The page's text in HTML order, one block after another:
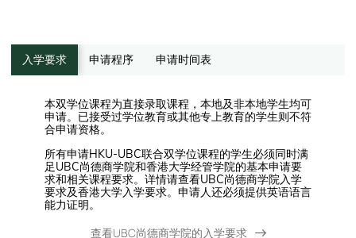
入学要求 申请程序 申请时间表
本双学位课程为直接录取课程，本地及非本地学生均可
申请。已接受过学位教育或其他专上教育的学生则不符
合申请资格。
所有申请HKU-UBC联合双学位课程的学生必须同时满
足UBC尚德商学院和香港大学经管学院的基本申请要
求和相关课程要求。详情请查看UBC尚德商学院入学
要求及香港大学入学要求。申请人还必须提供英语语言
能力证明。
查看UBC尚德商学院的入学要求